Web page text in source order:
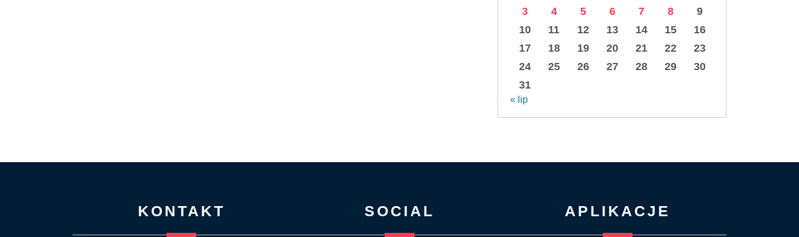
3
4 5 6 7 8
9
10
11 12 13 14 15
16
17
18 19 20 21 22
23
24
25 26 27 28 29
30
31
« lip
KONTAKT SOCIAL APLIKACJE